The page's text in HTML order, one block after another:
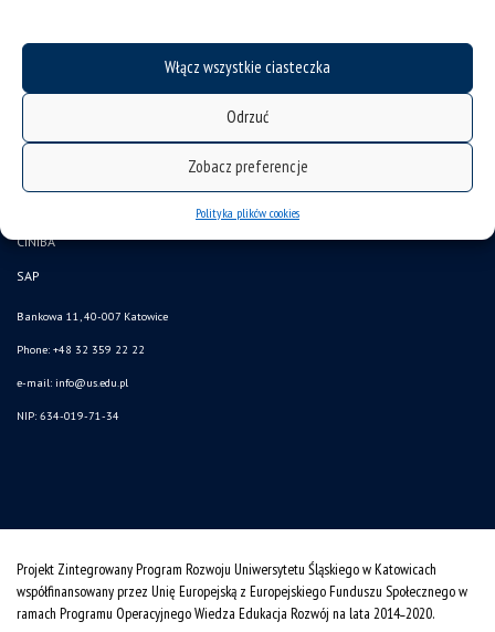
Włącz wszystkie ciasteczka
Odrzuć
Zobacz preferencje
Polityka plików cookies
mapa strony
CINiBA
SAP
Bankowa 11, 40-007 Katowice
Phone: +48 32 359 22 22
e-mail: info@us.edu.pl
NIP: 634-019-71-34
Projekt Zintegrowany Program Rozwoju Uniwersytetu Śląskiego w Katowicach
współfinansowany przez Unię Europejską z Europejskiego Funduszu Społecznego w
ramach Programu Operacyjnego Wiedza Edukacja Rozwój na lata 2014˗2020.